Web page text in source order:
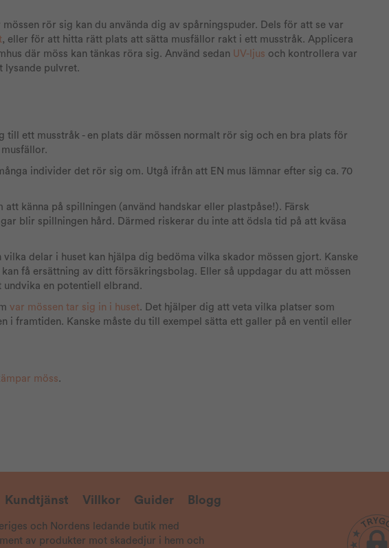
rör sig kan du använda dig av spårningspuder. Dels för att se var
, eller för att hitta rätt plats att sätta musfällor rakt i ett musstråk. Applicera
där möss kan tänkas röra sig. Använd sedan UV-ljus och kontrollera var
lysande pulvret.
ett musstråk - en plats där mössen normalt rör sig och en bra plats för
individer det rör sig om. Utgå ifrån att EN mus lämnar efter sig ca. 70
känna på spillningen (använd handskar eller plastpåse!). Färsk
blir spillningen hård. Därmed riskerar du inte att ödsla tid på att kväsa
delar i huset kan hjälpa dig bedöma vilka skador mössen gjort. Kanske
få ersättning av ditt försäkringsbolag. Eller så uppdagar du att mössen
en potentiell elbrand.
var mössen tar sig in i huset. Det hjälper dig att veta vilka platser som
i framtiden. Kanske måste du till exempel sätta ett galler på en ventil eller
möss.
Kundtjänst Villkor Guider Blogg
och Nordens ledande butik med
av produkter mot skadedjur i hem och